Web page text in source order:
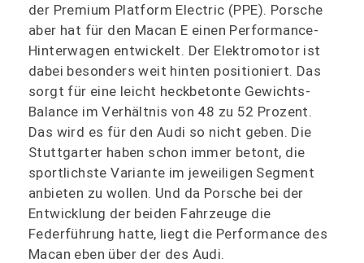
der Premium Platform Electric (PPE). Porsche
aber hat für den Macan E einen Performance-
Hinterwagen entwickelt. Der Elektromotor ist
dabei besonders weit hinten positioniert. Das
sorgt für eine leicht heckbetonte Gewichts-
Balance im Verhältnis von 48 zu 52 Prozent.
Das wird es für den Audi so nicht geben. Die
Stuttgarter haben schon immer betont, die
sportlichste Variante im jeweiligen Segment
anbieten zu wollen. Und da Porsche bei der
Entwicklung der beiden Fahrzeuge die
Federführung hatte, liegt die Performance des
Macan eben über der des Audi.